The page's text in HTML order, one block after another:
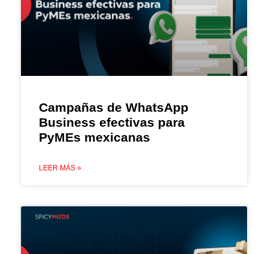
Campañas de WhatsApp
Business efectivas para
PyMEs mexicanas
LEER MÁS »